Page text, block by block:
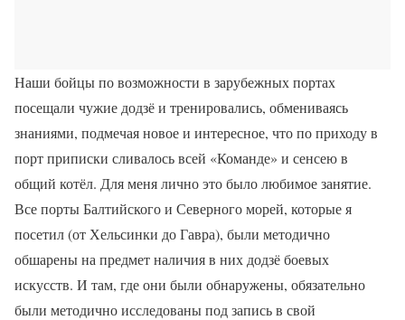
Наши бойцы по возможности в зарубежных портах
посещали чужие додзё и тренировались, обмениваясь
знаниями, подмечая новое и интересное, что по приходу в
порт приписки сливалось всей «Команде» и сенсею в
общий котёл. Для меня лично это было любимое занятие.
Все порты Балтийского и Северного морей, которые я
посетил (от Хельсинки до Гавра), были методично
обшарены на предмет наличия в них додзё боевых
искусств. И там, где они были обнаружены, обязательно
были методично исследованы под запись в свой